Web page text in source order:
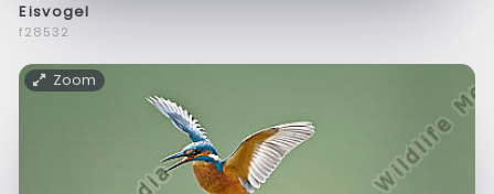
Eisvogel
f28532
Zoom